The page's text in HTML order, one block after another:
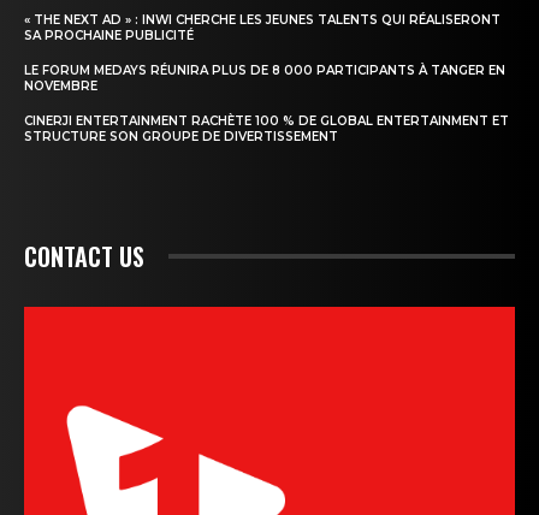
« THE NEXT AD » : INWI CHERCHE LES JEUNES TALENTS QUI RÉALISERONT
SA PROCHAINE PUBLICITÉ
LE FORUM MEDAYS RÉUNIRA PLUS DE 8 000 PARTICIPANTS À TANGER EN
NOVEMBRE
CINERJI ENTERTAINMENT RACHÈTE 100 % DE GLOBAL ENTERTAINMENT ET
STRUCTURE SON GROUPE DE DIVERTISSEMENT
CONTACT US